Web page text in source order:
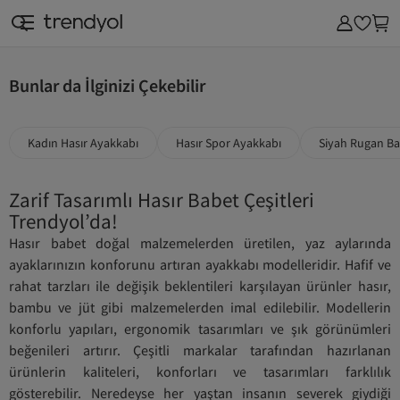
Bunlar da İlginizi Çekebilir
Kadın Hasır Ayakkabı Hasır Spor Ayakkabı Siyah Rugan
Zarif Tasarımlı Hasır Babet Çeşitleri
Trendyol’da!
Hasır babet doğal malzemelerden üretilen, yaz aylarında
ayaklarınızın konforunu artıran ayakkabı modelleridir. Hafif ve
rahat tarzları ile değişik beklentileri karşılayan ürünler hasır,
bambu ve jüt gibi malzemelerden imal edilebilir. Modellerin
konforlu yapıları, ergonomik tasarımları ve şık görünümleri
beğenileri artırır. Çeşitli markalar tarafından hazırlanan
ürünlerin kaliteleri, konforları ve tasarımları farklılık
gösterebilir. Neredeyse her yaştan insanın severek giydiği